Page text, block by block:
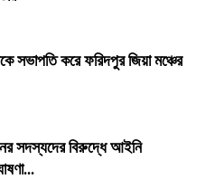
সভাপতি করে ফরিদপুর জিয়া মঞ্চের
সদস্যদের বিরুদ্ধে আইনি